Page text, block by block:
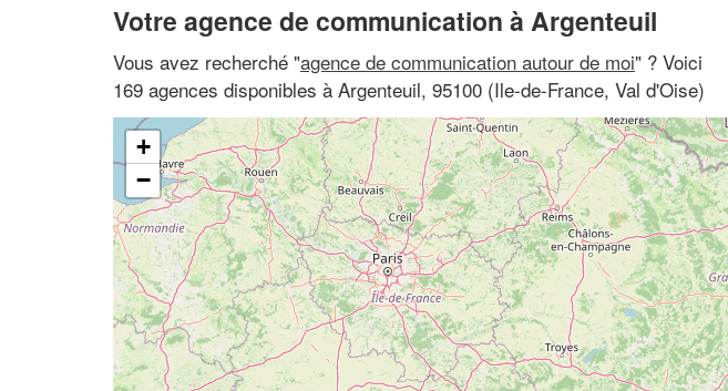
Votre agence de communication à Argenteuil
Vous avez recherché "agence de communication autour de moi" ? Voici
169 agences disponibles à Argenteuil, 95100 (Ile-de-France, Val d'Oise)
+
−